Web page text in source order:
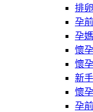
排
孕
孕
懷
懷
新
懷
孕